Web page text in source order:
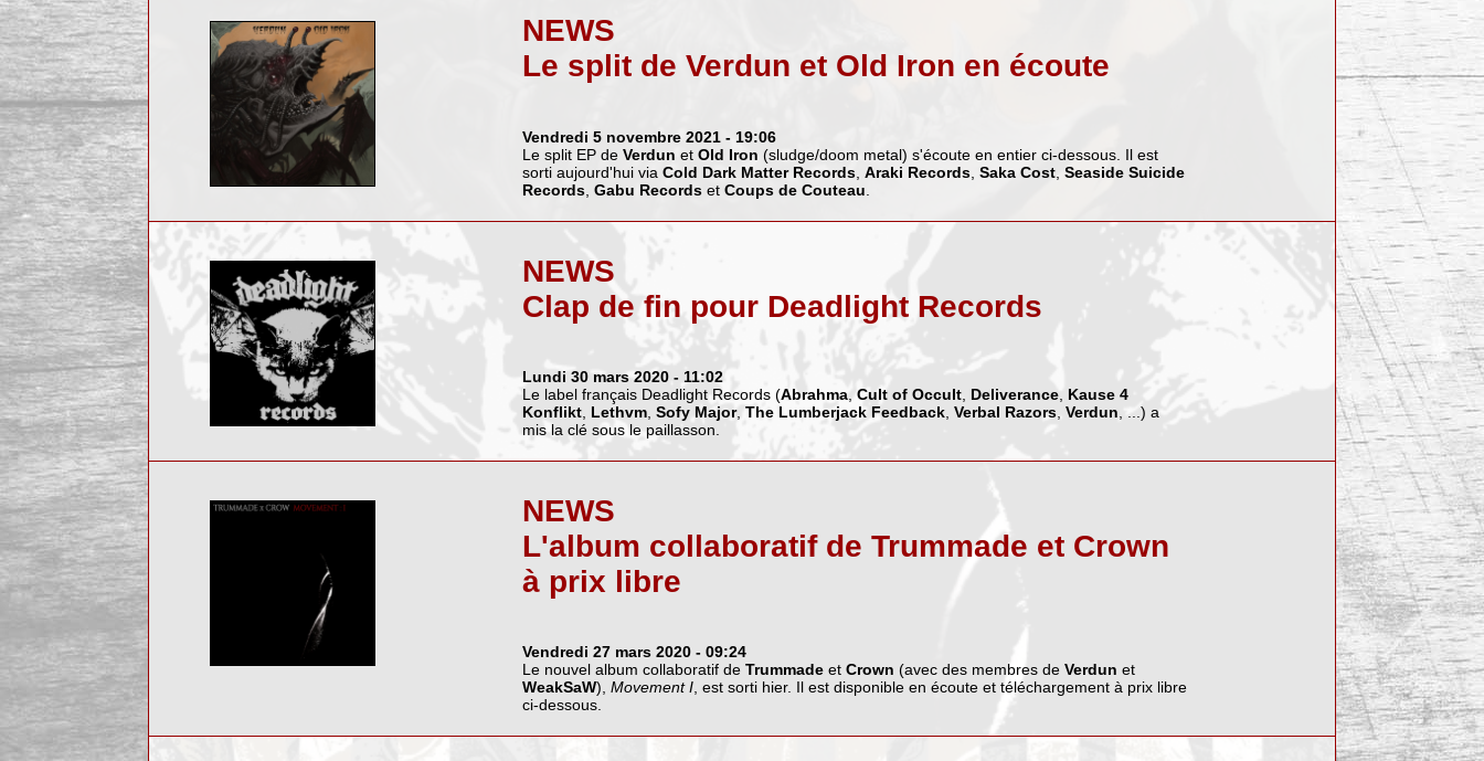
NEWS
Le split de Verdun et Old Iron en écoute
Vendredi 5 novembre 2021 - 19:06
Le split EP de Verdun et Old Iron (sludge/doom metal) s'écoute en entier ci-dessous. Il est
sorti aujourd'hui via Cold Dark Matter Records, Araki Records, Saka Cost, Seaside Suicide
Records, Gabu Recordset Coups de Couteau
NEWS
Clap de fin pour Deadlight Records
Lundi 30 mars 2020 - 11:02
Le label français Deadlight Records (Abrahma, Cult of Occult, Deliverance, Kause 4
Konflikt, Lethvm, Sofy Major, The Lumberjack Feedback, Verbal Razors, Verdun , ...) a
mis la clé sous le paillasson.
NEWS
L'album collaboratif de Trummade et Crown
à prix libre
Vendredi 27 mars 2020 - 09:24
Le nouvel album collaboratif de Trummadeet Crown (avec des membres de Verdun et
WeakSaW), Movement I, est sorti hier. Il est disponible en écoute et téléchargement à prix libre
ci-dessous.